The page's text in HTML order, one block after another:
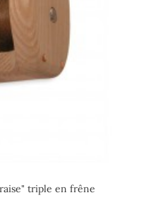
triple en frêne